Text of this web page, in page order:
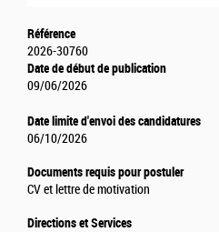
Référence
2026-30760
Date de début de publication
09/06/2026
Date limite d'envoi des candidatures
06/10/2026
Documents requis pour postuler
CV et lettre de motivation
Directions et Services